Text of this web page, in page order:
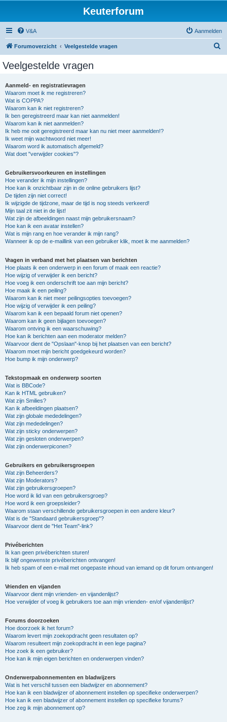
Keuterforum
V&A Aanmelden
Forumoverzicht Veelgestelde vragen
Veelgestelde vragen
Aanmeld- en registratievragen
Waarom moet ik me registreren?
Wat is COPPA?
Waarom kan ik niet registreren?
Ik ben geregistreerd maar kan niet aanmelden!
Waarom kan ik niet aanmelden?
Ik heb me ooit geregistreerd maar kan nu niet meer aanmelden!?
Ik weet mijn wachtwoord niet meer!
Waarom word ik automatisch afgemeld?
Wat doet "verwijder cookies"?
Gebruikersvoorkeuren en instellingen
Hoe verander ik mijn instellingen?
Hoe kan ik onzichtbaar zijn in de online gebruikers lijst?
De tijden zijn niet correct!
Ik wijzigde de tijdzone, maar de tijd is nog steeds verkeerd!
Mijn taal zit niet in de lijst!
Wat zijn de afbeeldingen naast mijn gebruikersnaam?
Hoe kan ik een avatar instellen?
Wat is mijn rang en hoe verander ik mijn rang?
Wanneer ik op de e-maillink van een gebruiker klik, moet ik me aanmelden?
Vragen in verband met het plaatsen van berichten
Hoe plaats ik een onderwerp in een forum of maak een reactie?
Hoe wijzig of verwijder ik een bericht?
Hoe voeg ik een onderschrift toe aan mijn bericht?
Hoe maak ik een peiling?
Waarom kan ik niet meer peilingsopties toevoegen?
Hoe wijzig of verwijder ik een peiling?
Waarom kan ik een bepaald forum niet openen?
Waarom kan ik geen bijlagen toevoegen?
Waarom ontving ik een waarschuwing?
Hoe kan ik berichten aan een moderator melden?
Waarvoor dient de "Opslaan"-knop bij het plaatsen van een bericht?
Waarom moet mijn bericht goedgekeurd worden?
Hoe bump ik mijn onderwerp?
Tekstopmaak en onderwerp soorten
Wat is BBCode?
Kan ik HTML gebruiken?
Wat zijn Smilies?
Kan ik afbeeldingen plaatsen?
Wat zijn globale mededelingen?
Wat zijn mededelingen?
Wat zijn sticky onderwerpen?
Wat zijn gesloten onderwerpen?
Wat zijn onderwerpiconen?
Gebruikers en gebruikersgroepen
Wat zijn Beheerders?
Wat zijn Moderators?
Wat zijn gebruikersgroepen?
Hoe word ik lid van een gebruikersgroep?
Hoe word ik een groepsleider?
Waarom staan verschillende gebruikersgroepen in een andere kleur?
Wat is de "Standaard gebruikersgroep"?
Waarvoor dient de "Het Team"-link?
Privéberichten
Ik kan geen privéberichten sturen!
Ik blijf ongewenste privéberichten ontvangen!
Ik heb spam of een e-mail met ongepaste inhoud van iemand op dit forum ontvangen!
Vrienden en vijanden
Waarvoor dient mijn vrienden- en vijandenlijst?
Hoe verwijder of voeg ik gebruikers toe aan mijn vrienden- en/of vijandenlijst?
Forums doorzoeken
Hoe doorzoek ik het forum?
Waarom levert mijn zoekopdracht geen resultaten op?
Waarom resulteert mijn zoekopdracht in een lege pagina?
Hoe zoek ik een gebruiker?
Hoe kan ik mijn eigen berichten en onderwerpen vinden?
Onderwerpabonnementen en bladwijzers
Wat is het verschil tussen een bladwijzer en abonnement?
Hoe kan ik een bladwijzer of abonnement instellen op specifieke onderwerpen?
Hoe kan ik een bladwijzer of abonnement instellen op specifieke forums?
Hoe zeg ik mijn abonnement op?